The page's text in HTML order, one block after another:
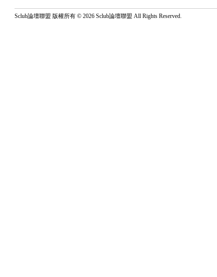
Sclub論壇聯盟 版權所有 © 2026 Sclub論壇聯盟 All Rights Reserved.